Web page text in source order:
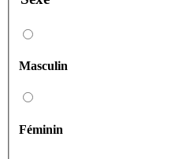
Masculin
Féminin